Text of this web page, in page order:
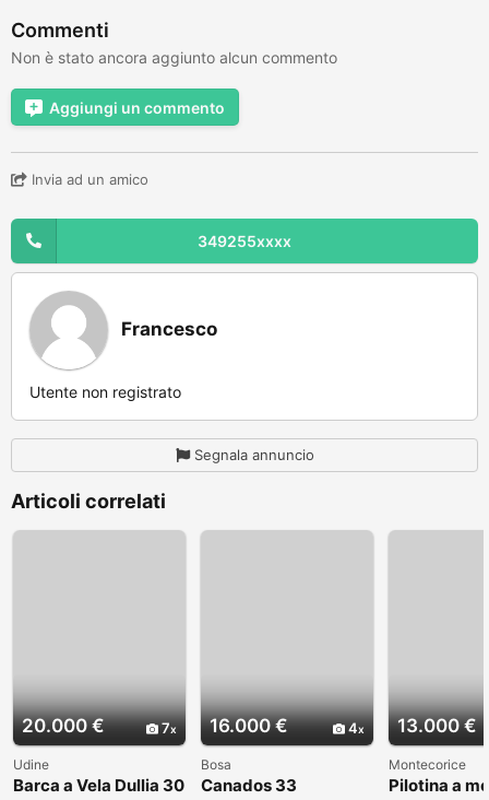
Commenti
Non è stato ancora aggiunto alcun commento
Aggiungi un commento
Invia ad un amico
349255xxxx
Francesco
Utente non registrato
Segnala annuncio
Articoli correlati
20.000 € 7
Udine
Barca a Vela Dullia 30
16.000 € 4
Bosa
Canados 33
13.000 €
Montecorice
Pilotina a